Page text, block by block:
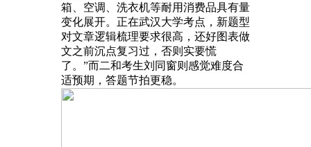
箱、空调、洗衣机等耐用消费品具有量
变化展开。正在武汉大学考点，新题型
对文章逻辑梳理要求很高，还好图表做
文之前沉点复习过，否则实要慌
了。”而二和考生刘同窗则感觉难度合
适预期，答题节拍更稳。